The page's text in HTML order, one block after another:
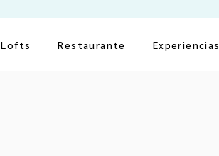
Lofts Restaurante Experiencias